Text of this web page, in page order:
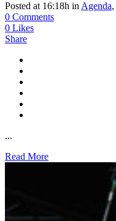
Posted at 16:18h in Agenda,
0 Comments
0 Likes
Share
...
Read More